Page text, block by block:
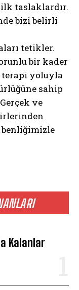
Kalanlar
taslaklardır.
bizi belirli
tetikler.
bir kader
terapi yoluyla
sahip
ve